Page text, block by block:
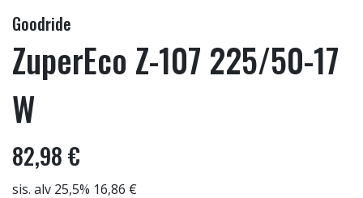
Goodride
ZuperEco Z-107 225/50-17
W
82,98 €
sis. alv 25,5% 16,86 €